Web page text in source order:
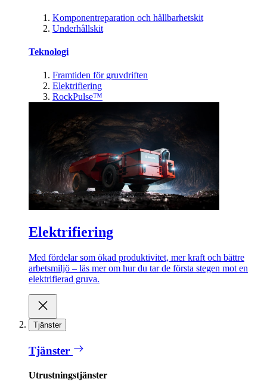
Komponentreparation och hållbarhetskit
Underhållskit
Teknologi
Framtiden för gruvdriften
Elektrifiering
RockPulse™
Elektrifiering
Med fördelar som ökad produktivitet, mer kraft och bättre
arbetsmiljö – läs mer om hur du tar de första stegen mot en
elektrifierad gruva.
Tjänster
Tjänster
Utrustningstjänster